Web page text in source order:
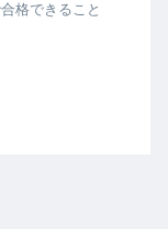
格できること